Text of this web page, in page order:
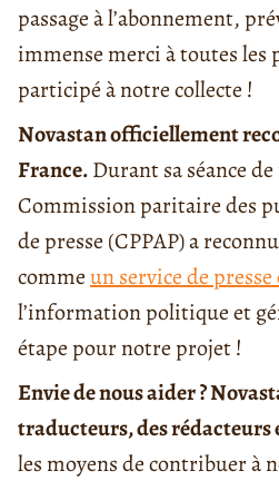
passage à l’abonnement,
immense merci à toutes les
participé à notre collecte !
Novastan officiellement
France.Durant sa séance
Commission paritaire des
de presse (CPPAP) a
commeunservice de
l’information politique et
étape pour notre projet !
Envie de nous aider ?
traducteurs, des rédacteurs
les moyens de contribuer à